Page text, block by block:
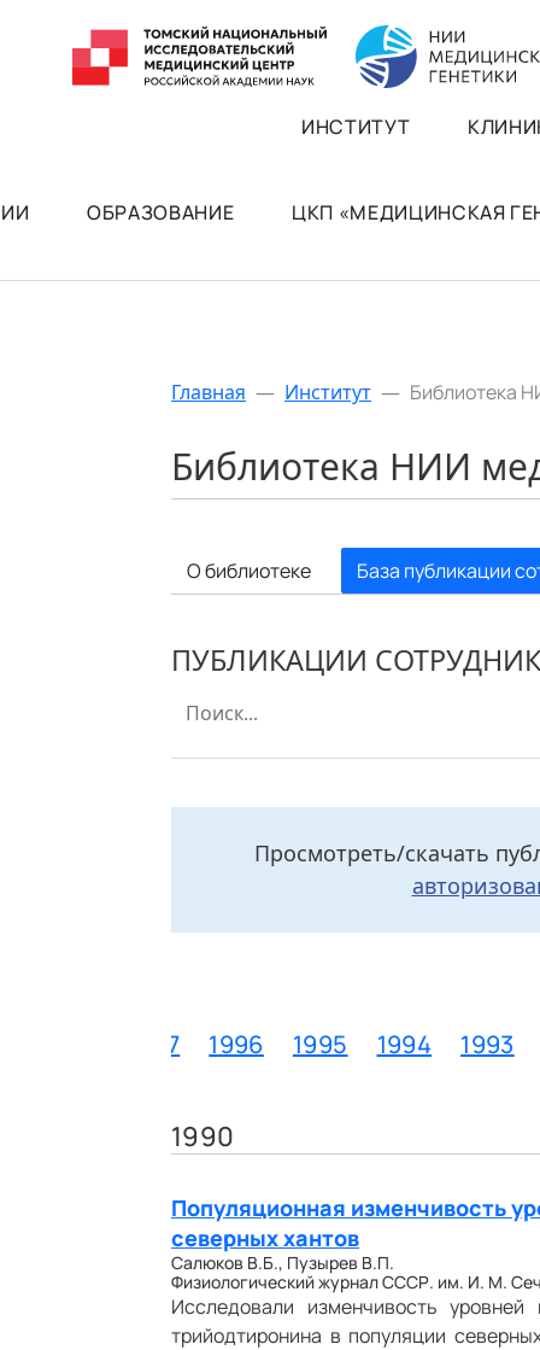
ИНСТИТУТ
ОБРАЗОВАНИЕ ЦКП «МЕДИЦИНСКАЯ
Главная — Институт — Библиотека
Библиотека НИИ
О библиотеке База публикации
ПУБЛИКАЦИИ
Просмотреть/скачать
1997 1996 1995 1994 1993
1990
Популяционная изменчивость
северных хантов
Салюков В.Б., Пузырев В.П.
Физиологический журнал СССР. им. И. М.
Исследовали изменчивость уровней
трийодтиронина в популяции